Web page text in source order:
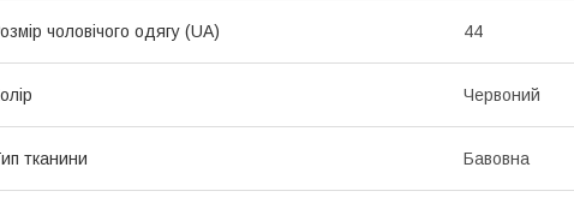
чоловічого одягу (UA) 44
Червоний
тканини Бавовна